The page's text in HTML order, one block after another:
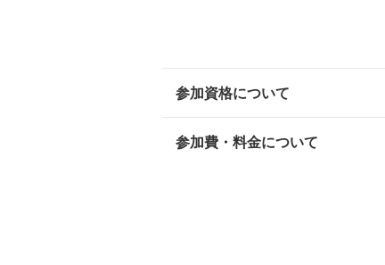
参加資格について
参加費・料金について